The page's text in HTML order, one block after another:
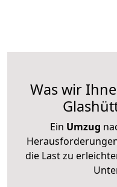
Was wir
Ein Umzug
die Last zu